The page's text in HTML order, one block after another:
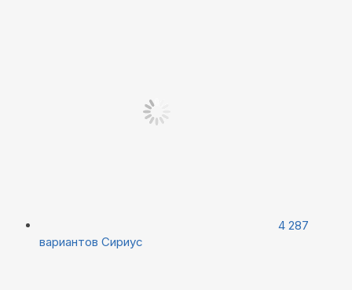
4 287
вариантов Сириус